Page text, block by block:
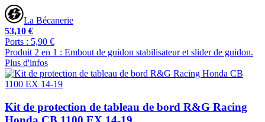
La Bécanerie
53,10 €
Ports : 5,90 €
Produit 2 en 1 : Embout de guidon stabilisateur et slider de guidon.
Plus d'infos
Kit de protection de tableau de bord R&G Racing